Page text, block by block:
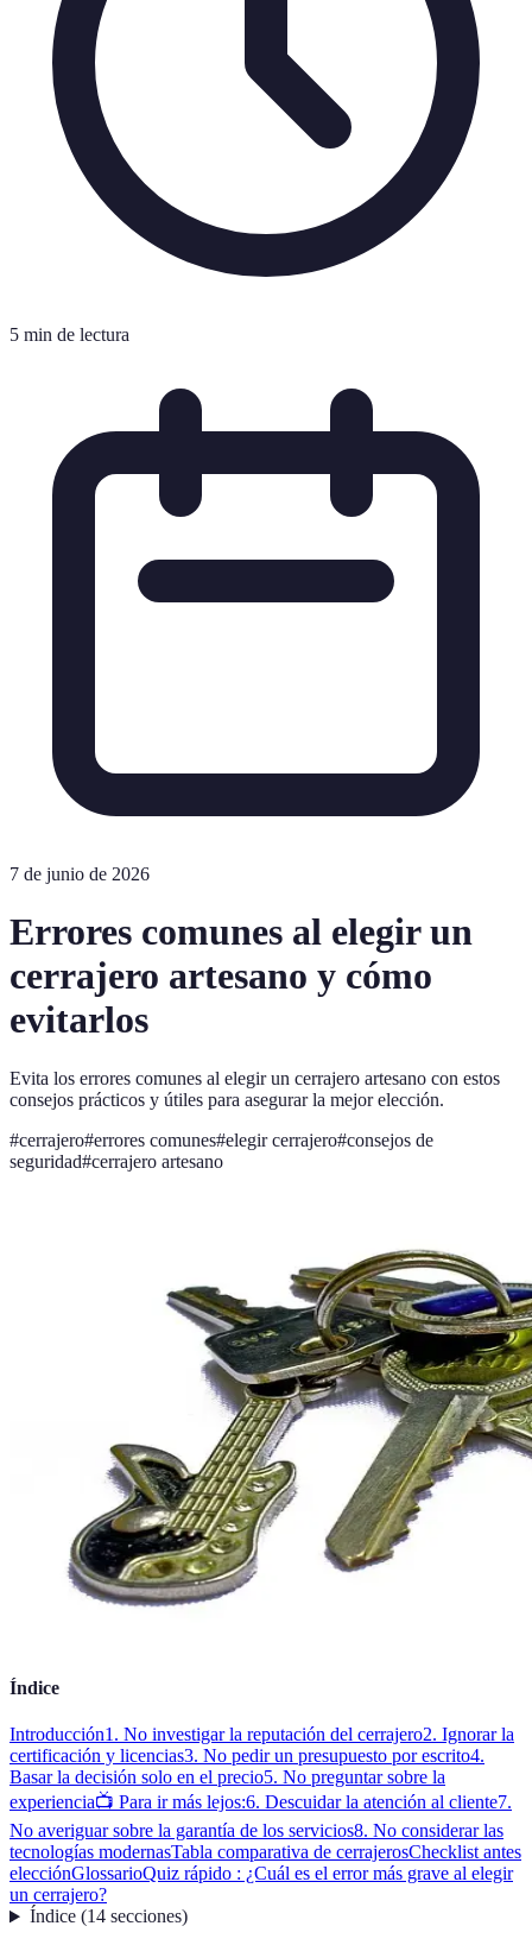
5 min de lectura
7 de junio de 2026
Errores comunes al elegir un
cerrajero artesano y cómo
evitarlos
Evita los errores comunes al elegir un cerrajero artesano con estos
consejos prácticos y útiles para asegurar la mejor elección.
#cerrajero#errores comunes#elegir cerrajero#consejos de
seguridad#cerrajero artesano
Índice
Introducción1. No investigar la reputación del cerrajero2. Ignorar la
certificación y licencias3. No pedir un presupuesto por escrito4.
Basar la decisión solo en el precio5. No preguntar sobre la
experiencia📺 Para ir más lejos:6. Descuidar la atención al cliente7.
No averiguar sobre la garantía de los servicios8. No considerar las
tecnologías modernasTabla comparativa de cerrajerosChecklist antes
elecciónGlossarioQuiz rápido : ¿Cuál es el error más grave al elegir
un cerrajero?
Índice(14 secciones)